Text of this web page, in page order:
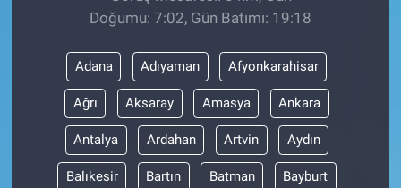
Doğumu: 7:02, Gün Batımı: 19:18
Adana Adıyaman Afyonkarahisar
Ağrı Aksaray Amasya Ankara
Antalya Ardahan Artvin Aydın
Balıkesir Bartın Batman Bayburt